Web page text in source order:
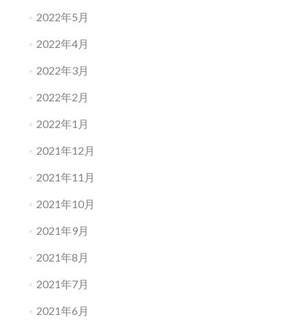
2022年5月
2022年4月
2022年3月
2022年2月
2022年1月
2021年12月
2021年11月
2021年10月
2021年9月
2021年8月
2021年7月
2021年6月